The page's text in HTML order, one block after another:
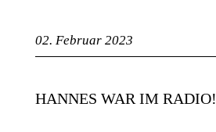
02. Februar 2023
HANNES WAR IM RADIO!